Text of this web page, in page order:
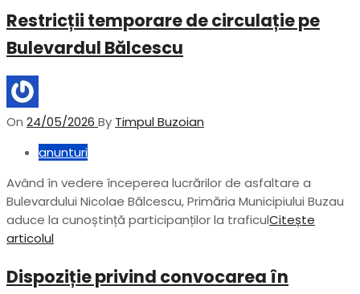
Restricții temporare de circulație pe
Bulevardul Bălcescu
On 24/05/2026 By Timpul Buzoian
anunturi
Având în vedere începerea lucrărilor de asfaltare a
Bulevardului Nicolae Bălcescu, Primăria Municipiului Buzau
aduce la cunoștință participanților la traficulCitește
articolul
Dispoziție privind convocarea în